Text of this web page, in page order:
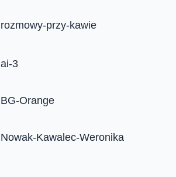
rozmowy-przy-kawie
ai-3
BG-Orange
Nowak-Kawalec-Weronika